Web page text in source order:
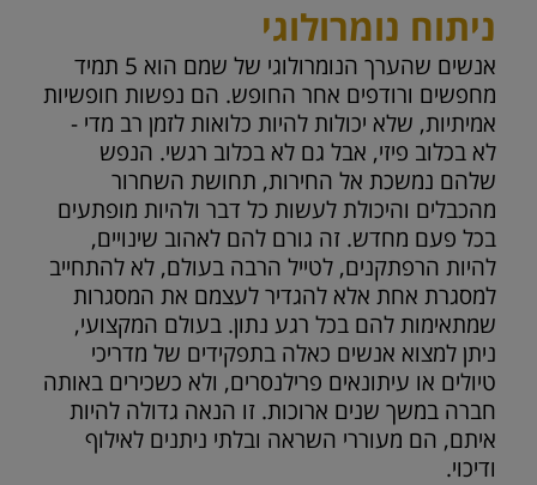
ניתוח נומרולוגי
אנשים שהערך הנומרולוגי של שמם הוא 5 תמיד
מחפשים ורודפים אחר החופש. הם נפשות חופשיות
אמיתיות, שלא יכולות להיות כלואות לזמן רב מדי -
לא בכלוב פיזי, אבל גם לא בכלוב רגשי. הנפש
שלהם נמשכת אל החירות, תחושת השחרור
מהכבלים והיכולת לעשות כל דבר ולהיות מופתעים
בכל פעם מחדש. זה גורם להם לאהוב שינויים,
להיות הרפתקנים, לטייל הרבה בעולם, לא להתחייב
למסגרת אחת אלא להגדיר לעצמם את המסגרות
שמתאימות להם בכל רגע נתון. בעולם המקצועי,
ניתן למצוא אנשים כאלה בתפקידים של מדריכי
טיולים או עיתונאים פרילנסרים, ולא כשכירים באותה
חברה במשך שנים ארוכות. זו הנאה גדולה להיות
איתם, הם מעוררי השראה ובלתי ניתנים לאילוף
ודיכוי.